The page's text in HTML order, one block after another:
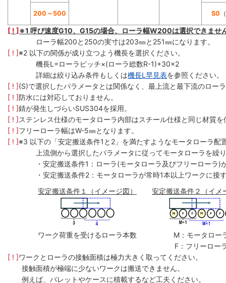
200～500 S0
[ ! ]※1 呼び速度G10、G15の場合、ローラ幅W200は選択できませ
ローラ幅200と250の実寸は203㎜と251㎜になります。
[ ! ]※2 以下の関係が成り立つよう機長を選択ください。
機長L=ローラピッチ×(ローラ総数R-1)+30×2
詳細は絞り込み条件もしくは機長L早見表を参照ください。
[ ! ](S)で選択したパラメータとは関係なく、最上流と最下流のロー
[ ! ]防水には対応しておりません。
[ ! ]錆が発生しづらいSUS304を採用。
[ ! ]ステンレス仕様のモータローラ内部はスチール仕様と同じ材質
[ ! ]フリーローラ幅はW-5㎜となります。
[ ! ]※3 以下の「安定搬送条件1と2」を満たすようなモータローラ配
上流側から選択したパラメータに従ってモータローラを繰
・安定搬送条件1：ローラ(モータローラ及びフリーローラ
・安定搬送条件2：モータローラが常時1本以上ワークに接
安定搬送条件１（イメージ図）
ワーク荷重を受けるローラ本数
安定搬送条件２（イメ
M：モータロー
F：フリーロー
[ ! ]ワークとローラの接触面積は極力大きく取ってください。
接触面積が極端に少ないワークは搬送できません。
例えば、パレットやケースに積載するなど工夫ください。